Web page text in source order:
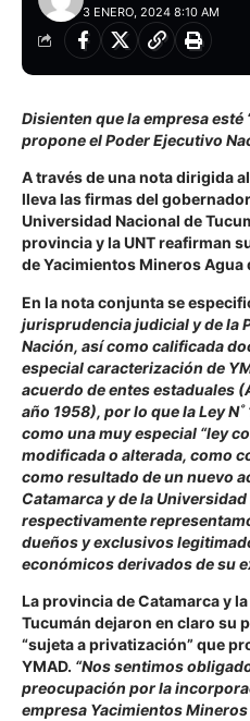
3 ENERO, 2024 8:10 AM
Disienten que la empresa
propone el Poder Ejecutivo
A través de una nota dirigida
lleva las firmas del
Universidad Nacional de
provincia y la UNT reafirman
de Yacimientos Mineros Agua
En la nota conjunta se
jurisprudencia judicial y de la
Nación, así como calificada
especial caracterización de
acuerdo de entes estaduales
año 1958), por lo que la Ley
como una muy especial “ley
modificada o alterada, como
como resultado de un nuevo
Catamarca y de la
respectivamente
dueños y exclusivos
económicos derivados de su
La provincia de Catamarca y
Tucumán dejaron en claro su
“sujeta a privatización” que
YMAD. “Nos sentimos
preocupación por la
empresa Yacimientos